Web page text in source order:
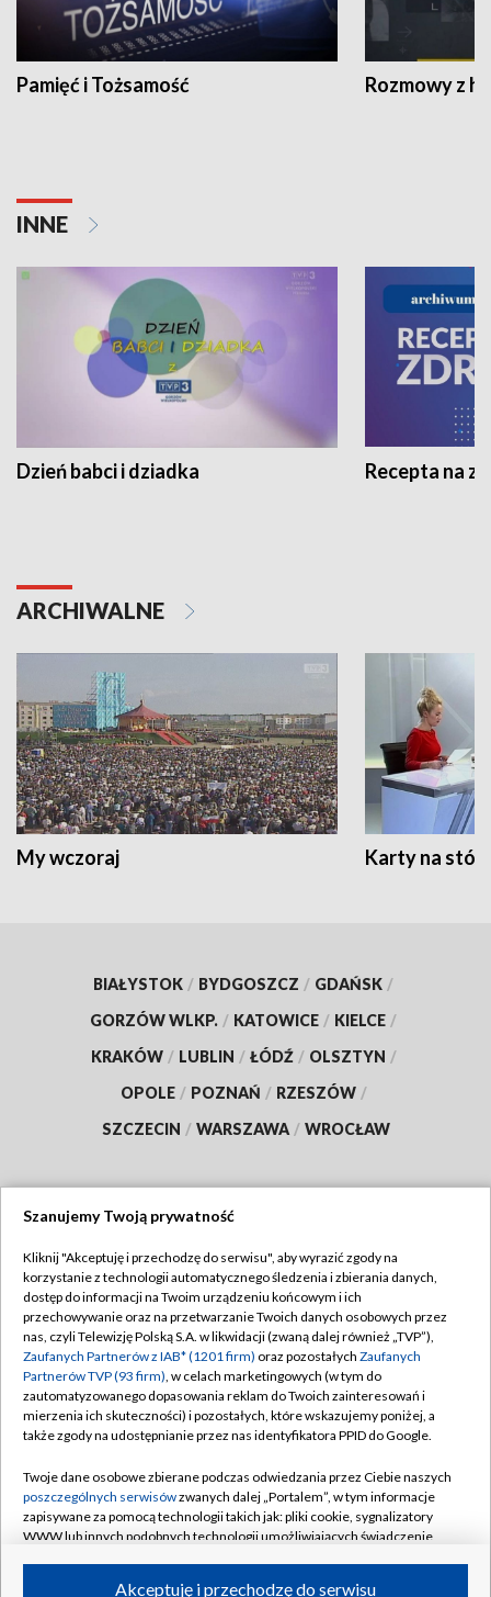
Pamięć i Tożsamość Rozmowy z
INNE
Dzień babci i dziadka Recepta na
ARCHIWALNE
My wczoraj Karty na
BIAŁYSTOK / BYDGOSZCZ / GDAŃSK /
GORZÓW WLKP. / KATOWICE / KIELCE /
KRAKÓW / LUBLIN / ŁÓDŹ / OLSZTYN /
OPOLE / POZNAŃ / RZESZÓW /
SZCZECIN / WARSZAWA / WROCŁAW
TVP
Abonament TVP
Emisja w TVP
Centrum informacji TVP
Naziemna Telewizja Cyfrowa
Rada Programowa
System NOS
Informacje o nadawcy
Regulamin TVP
Polityka prywatności
Moje zgody
Pomoc
Kontakt
Kanały
Szanujemy Twoją prywatność
Kliknij "Akceptuję i przechodzę do serwisu", aby wyrazić zgody na
korzystanie z technologii automatycznego śledzenia i zbierania danych,
dostęp do informacji na Twoim urządzeniu końcowym i ich
przechowywanie oraz na przetwarzanie Twoich danych osobowych przez
nas, czyli Telewizję Polską S.A. w likwidacji (zwaną dalej również „TVP”),
Zaufanych Partnerów z IAB* (1201 firm) oraz pozostałych Zaufanych
Partnerów TVP (93 firm), w celach marketingowych (w tym do
zautomatyzowanego dopasowania reklam do Twoich zainteresowań i
mierzenia ich skuteczności) i pozostałych, które wskazujemy poniżej, a
także zgody na udostępnianie przez nas identyfikatora PPID do Google.
Twoje dane osobowe zbierane podczas odwiedzania przez Ciebie naszych
poszczególnych serwisówzwanych dalej „Portalem”, w tym informacje
zapisywane za pomocą technologii takich jak: pliki cookie, sygnalizatory
WWW lub innych podobnych technologii umożliwiających świadczenie
Akceptuję i przechodzę do serwisu